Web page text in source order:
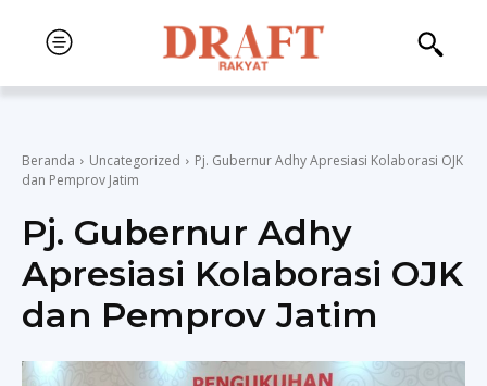
Beranda Uncategorized
Pj. Gubernur Adhy Apresiasi Kolaborasi OJK
dan Pemprov Jatim
Pj. Gubernur Adhy
Apresiasi Kolaborasi OJK
dan Pemprov Jatim